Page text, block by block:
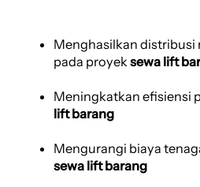
Menghasilkan distribusi
pada proyek sewa lift
Meningkatkan efisiensi
lift barang
Mengurangi biaya
sewa lift barang